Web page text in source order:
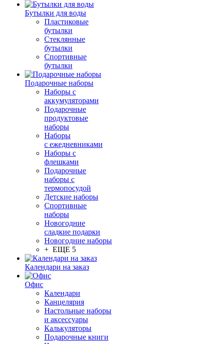
Бутылки для воды
Пластиковые
бутылки
Стеклянные
бутылки
Спортивные
бутылки
Подарочные наборы
Наборы с
аккумуляторами
Подарочные
продуктовые
наборы
Наборы
с ежедневниками
Наборы с
флешками
Подарочные
наборы с
термопосудой
Детские наборы
Спортивные
наборы
Новогодние
сладкие подарки
Новогодние наборы
+ ЕЩЕ 5
Календари на заказ
Офис
Календари
Канцелярия
Настольные наборы
и аксессуары
Калькуляторы
Подарочные книги